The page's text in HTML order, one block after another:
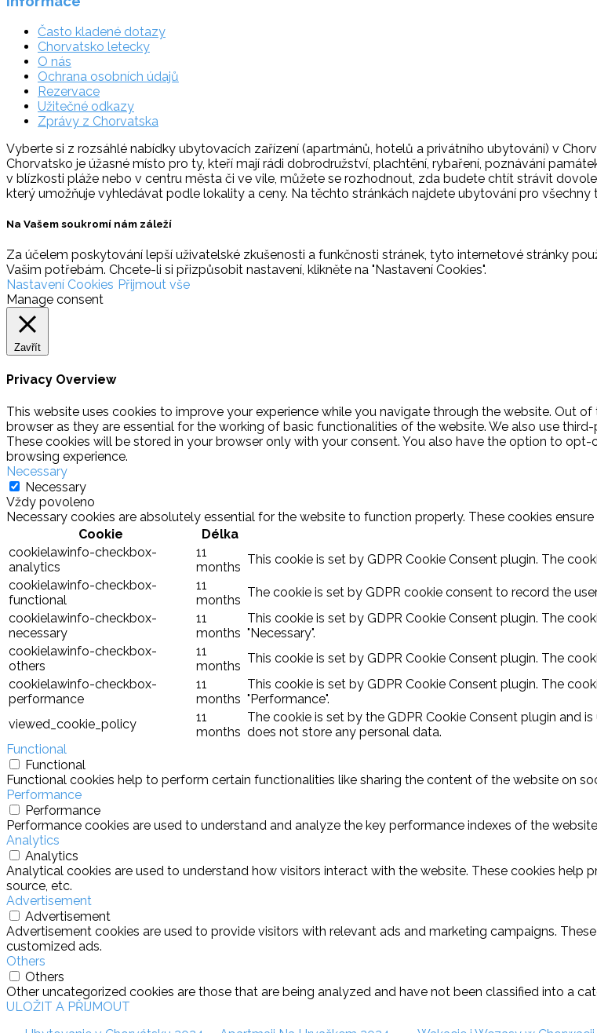
Často kladené dotazy
Chorvatsko letecky
O nás
Ochrana osobních údajů
Rezervace
Užitečné odkazy
Zprávy z Chorvatska
Vyberte si z rozsáhlé nabídky ubytovacích zařízení (apartmánů, hotelů a privátního ubytování) v
Chorvatsko je úžasné místo pro ty, kteří mají rádi dobrodružství, plachtění, rybaření, poznávání
v blízkosti pláže nebo v centru města či ve vile, můžete se rozhodnout, zda budete chtít strávit
který umožňuje vyhledávat podle lokality a ceny. Na těchto stránkách najdete ubytování pro všechny
Na Vašem soukromí nám záleží
Za účelem poskytování lepší uživatelské zkušenosti a funkčnosti stránek, tyto internetové stránky
Vašim potřebám. Chcete-li si přizpůsobit nastavení, klikněte na "Nastavení Cookies".
Nastavení Cookies Přijmout vše
Manage consent
Zavřít
Privacy Overview
This website uses cookies to improve your experience while you navigate through the website. Out
browser as they are essential for the working of basic functionalities of the website. We also use
These cookies will be stored in your browser only with your consent. You also have the option to
browsing experience.
Necessary
Necessary
Vždy povoleno
Necessary cookies are absolutely essential for the website to function properly. These cookies
Cookie
Délka
cookielawinfo-checkbox-
analytics
11
months
This cookie is set by GDPR Cookie Consent plugin. The
cookielawinfo-checkbox-
functional
11
months
The cookie is set by GDPR cookie consent to record the
cookielawinfo-checkbox-
necessary
11
months
This cookie is set by GDPR Cookie Consent plugin. The
"Necessary".
cookielawinfo-checkbox-
others
11
months
This cookie is set by GDPR Cookie Consent plugin. The
cookielawinfo-checkbox-
performance
11
months
This cookie is set by GDPR Cookie Consent plugin. The
"Performance".
viewed_cookie_policy
11
months
The cookie is set by the GDPR Cookie Consent plugin and
does not store any personal data.
Functional
Functional
Functional cookies help to perform certain functionalities like sharing the content of the website on
Performance
Performance
Performance cookies are used to understand and analyze the key performance indexes of the
Analytics
Analytics
Analytical cookies are used to understand how visitors interact with the website. These cookies help
source, etc.
Advertisement
Advertisement
Advertisement cookies are used to provide visitors with relevant ads and marketing campaigns.
customized ads.
Others
Others
Other uncategorized cookies are those that are being analyzed and have not been classified into a
ULOŽIT A PŘIJMOUT